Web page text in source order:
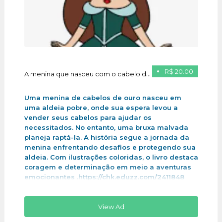
R$ 20.00
A menina que nasceu com o cabelo de ouro
Uma menina de cabelos de ouro nasceu em
uma aldeia pobre, onde sua espera levou a
vender seus cabelos para ajudar os
necessitados. No entanto, uma bruxa malvada
planeja raptá-la. A história segue a jornada da
menina enfrentando desafios e protegendo sua
aldeia. Com ilustrações coloridas, o livro destaca
coragem e determinação em meio a aventuras
emocionantes .https://chk.eduzz.com/2411848
View Ad